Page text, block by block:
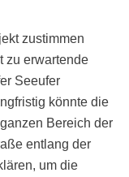
zustimmen
zu erwartende
Seeufer
könnte die
Bereich der
entlang der
um die